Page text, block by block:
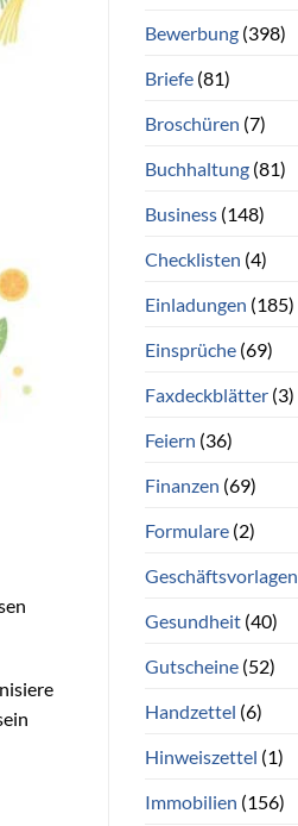
Bewerbung(398)
Briefe(81)
Broschüren (7)
Buchhaltung(81)
Business(148)
Checklisten (4)
Einladungen (185)
Einsprüche(69)
Faxdeckblätter(3)
Feiern (36)
Finanzen (69)
Formulare(2)
Geschäftsvorlagen
Gesundheit(40)
Gutscheine(52)
Handzettel (6)
Hinweiszettel (1)
Immobilien (156)